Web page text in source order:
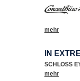
mehr
IN
SCHLOSS
mehr